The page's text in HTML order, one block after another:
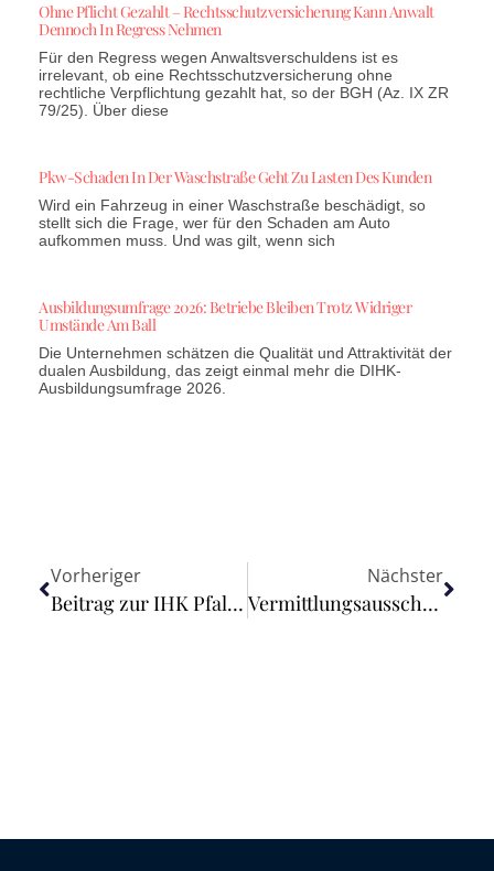
Ohne Pflicht Gezahlt – Rechtsschutzversicherung Kann Anwalt
Dennoch In Regress Nehmen
Für den Regress wegen Anwaltsverschuldens ist es
irrelevant, ob eine Rechtsschutzversicherung ohne
rechtliche Verpflichtung gezahlt hat, so der BGH (Az. IX ZR
79/25). Über diese
Pkw-Schaden In Der Waschstraße Geht Zu Lasten Des Kunden
Wird ein Fahrzeug in einer Waschstraße beschädigt, so
stellt sich die Frage, wer für den Schaden am Auto
aufkommen muss. Und was gilt, wenn sich
Ausbildungsumfrage 2026: Betriebe Bleiben Trotz Widriger
Umstände Am Ball
Die Unternehmen schätzen die Qualität und Attraktivität der
dualen Ausbildung, das zeigt einmal mehr die DIHK-
Ausbildungsumfrage 2026.
Vorheriger
Beitrag zur IHK Pfalz wegen fehlerhafter Rücklagenbildung rechtswidrig – Beitrag zur IHK Koblenz hingegen nicht zu beanstanden
Nächster
Vermittlungsausschuss erzielt Einigung beim Whistleblowerschutz